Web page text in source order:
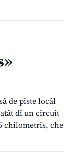
de piste locâl
di un circuit
chilometris, che